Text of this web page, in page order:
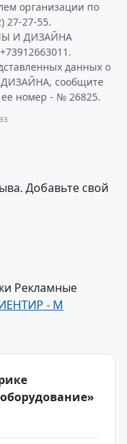
организации по
27-27-55.
И ДИЗАЙНА
данных о
сообщите
номер - № 26825.
Добавьте свой
Рекламные
- М